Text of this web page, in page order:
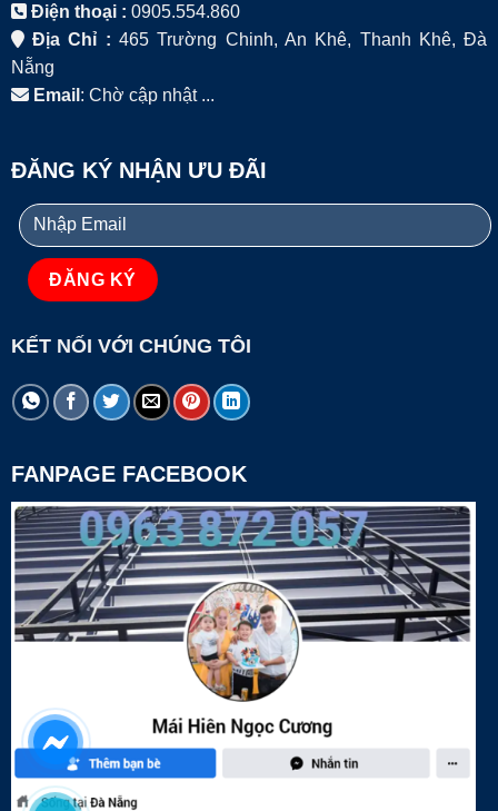
Điện thoại : 0905.554.860
Địa Chỉ : 465 Trường Chinh, An Khê, Thanh Khê, Đà
Nẵng
Email : Chờ cập nhật ...
ĐĂNG KÝ NHẬN ƯU ĐÃI
KẾT NỐI VỚI CHÚNG TÔI
FANPAGE FACEBOOK